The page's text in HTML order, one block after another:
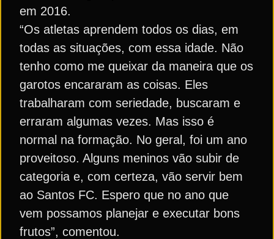
em 2016.
“Os atletas aprendem todos os dias, em
todas as situações, com essa idade. Não
tenho como me queixar da maneira que os
garotos encararam as coisas. Eles
trabalharam com seriedade, buscaram e
erraram algumas vezes. Mas isso é
normal na formação. No geral, foi um ano
proveitoso. Alguns meninos vão subir de
categoria e, com certeza, vão servir bem
ao Santos FC. Espero que no ano que
vem possamos planejar e executar bons
frutos”, comentou.